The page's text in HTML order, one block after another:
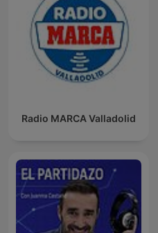
Radio MARCA Valladolid